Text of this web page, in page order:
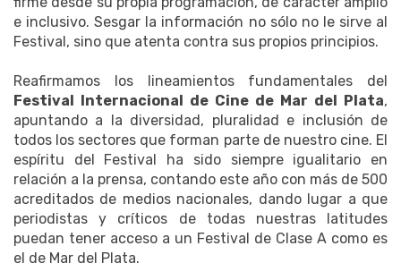
e inclusivo. Sesgar la información no sólo no le sirve al
Festival, sino que atenta contra sus propios principios.
Reafirmamos los lineamientos fundamentales del
Festival Internacional de Cine de Mar del Plata,
apuntando a la diversidad, pluralidad e inclusión de
todos los sectores que forman parte de nuestro cine. El
espíritu del Festival ha sido siempre igualitario en
relación a la prensa, contando este año con más de 500
acreditados de medios nacionales, dando lugar a que
periodistas y críticos de todas nuestras latitudes
puedan tener acceso a un Festival de Clase A como es
el de Mar del Plata.